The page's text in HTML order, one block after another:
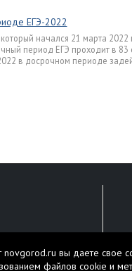
ЕГЭ-2022
начался 21 марта 2022
период ЕГЭ проходит в 83
в досрочном периоде
novgorod.ru вы даете свое
файлов cookie и